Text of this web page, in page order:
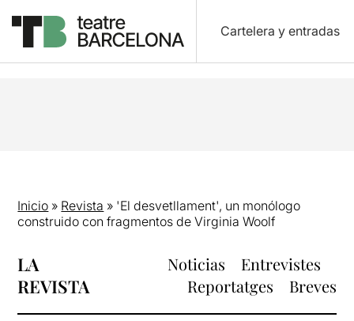
Cartelera y entradas
Inicio » Revista » 'El desvetllament', un monólogo
construido con fragmentos de Virginia Woolf
LA
REVISTA
Noticias
Entrevistes
Reportatges
Breves